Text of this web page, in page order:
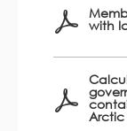
with
Arctic